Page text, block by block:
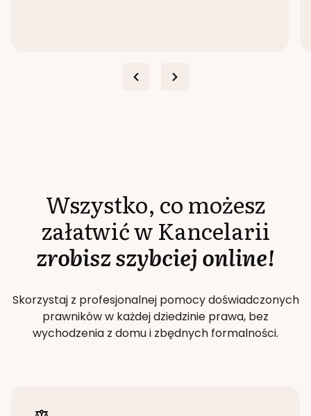
Wszystko, co możesz
załatwić w Kancelarii
zrobisz szybciej online!
Skorzystaj z profesjonalnej pomocy doświadczonych
prawników w każdej dziedzinie prawa, bez
wychodzenia z domu i zbędnych formalności.